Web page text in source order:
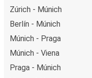
Zúrich - Múnich
Berlín - Múnich
Múnich - Praga
Múnich - Viena
Praga - Múnich